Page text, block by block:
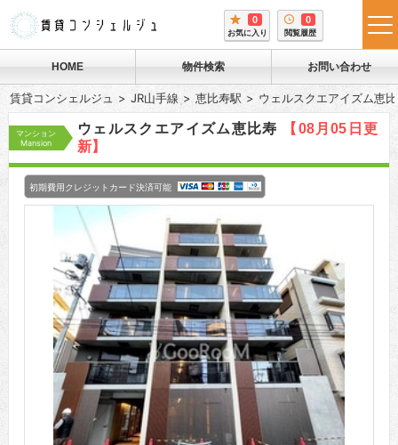
0
お気に入り
0
閲覧履歴
HOME 物件検索 お問い合わせ
賃貸コンシェルジュ JR山手線 恵比寿駅 ウェルスクエアイズム恵
マンション
Mansion
ウェルスクエアイズム恵比寿
【08月05日更
新】
初期費用クレジットカード決済可能